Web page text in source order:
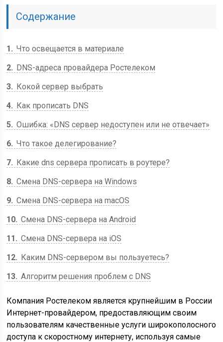
Содержание
1
Что освещается в материале
2
DNS-адреса провайдера Ростелеком
3
Кокой сервер выбрать
4
Как прописать DNS
5 Ошибка: «DNS сервер недоступен или не отвечает»
6 Что такое делегирование?
7
Какие dns сервера прописать в роутере?
8 Смена DNS-сервера на Windows
9 Смена DNS-сервера на macOS
10 Смена DNS-сервера на Android
11
Смена DNS-сервера на iOS
12
Каким DNS-сервером вы пользуетесь?
13 Алгоритм решения проблем с DNS
Компания Ростелеком является крупнейшим в России
Интернет-провайдером, предоставляющим своим
пользователям качественные услуги широкополосного
доступа к скоростному интернету, используя самые